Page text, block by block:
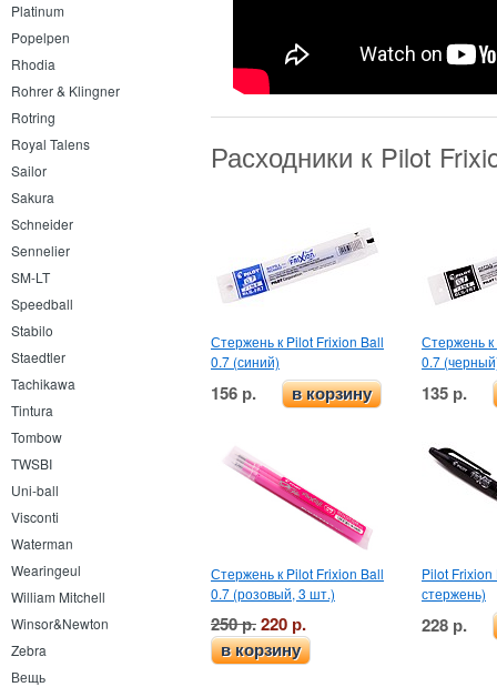
Platinum
Popelpen
Rhodia
Rohrer & Klingner
Rotring
Royal Talens
Sailor
Sakura
Schneider
Sennelier
SM-LT
Speedball
Stabilo
Staedtler
Tachikawa
Tintura
Tombow
TWSBI
Uni-ball
Visconti
Waterman
Wearingeul
William Mitchell
Winsor&Newton
Zebra
Вещь
Расходники к Pilot
Стержень к Pilot Frixion Ball
0.7 (синий)
156 р. в корзину
Стержень
0.7
135 р.
Стержень к Pilot Frixion Ball
0.7 (розовый, 3 шт.)
250 р.220 р.
в корзину
Pilot
стержень)
228 р.